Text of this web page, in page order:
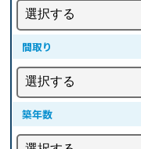
間取り
築年数